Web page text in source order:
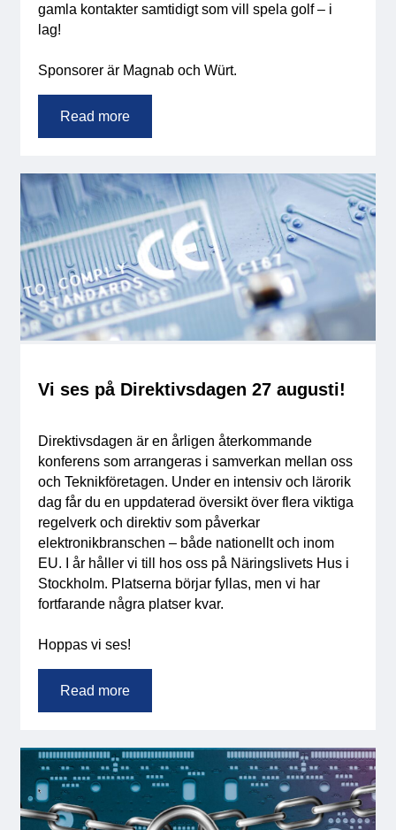
gamla kontakter samtidigt som vill spela golf – i
lag!
Sponsorer är Magnab och Würt.
Read more
Vi ses på Direktivsdagen 27 augusti!
Direktivsdagen är en årligen återkommande
konferens som arrangeras i samverkan mellan oss
och Teknikföretagen. Under en intensiv och lärorik
dag får du en uppdaterad översikt över flera viktiga
regelverk och direktiv som påverkar
elektronikbranschen – både nationellt och inom
EU. I år håller vi till hos oss på Näringslivets Hus i
Stockholm. Platserna börjar fyllas, men vi har
fortfarande några platser kvar.
Hoppas vi ses!
Read more